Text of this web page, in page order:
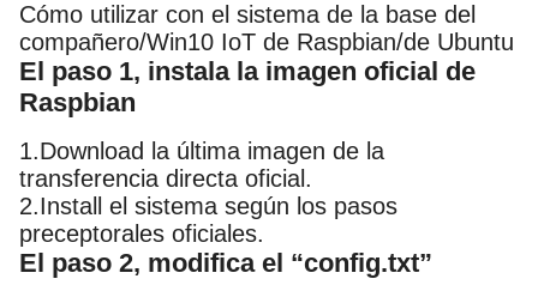
Cómo utilizar con el sistema de la base del
compañero/Win10 IoT de Raspbian/de Ubuntu
El paso 1, instala la imagen oficial de
Raspbian
1.Download la última imagen de la
transferencia directa oficial.
2.Install el sistema según los pasos
preceptorales oficiales.
El paso 2, modifica el “config.txt”